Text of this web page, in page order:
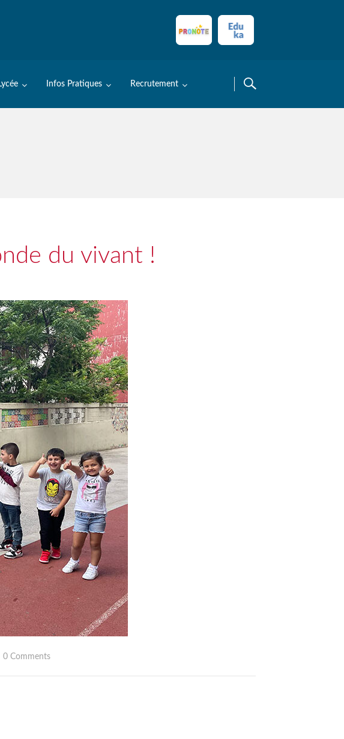
Infos Pratiques Recrutement
du vivant !
0 Comments